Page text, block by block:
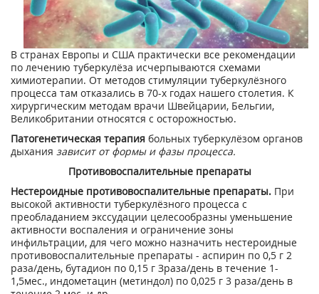
В странах Европы и США практически все рекомендации
по лечению туберкулёза исчерпываются схемами
химиотерапии. От методов стимуляции туберкулёзного
процесса там отказались в 70-х годах нашего столетия. К
хирургическим методам врачи Швейцарии, Бельгии,
Великобритании относятся с осторожностью.
Патогенетическая терапия больных туберкулёзом органов
дыхания зависит от формы и фазы процесса.
Противовоспалительные препараты
Нестероидные противовоспалительные препараты. При
высокой активности туберкулёзного процесса с
преобладанием экссудации целесообразны уменьшение
активности воспаления и ограничение зоны
инфильтрации, для чего можно назначить нестероидные
противовоспалительные препараты - аспирин по 0,5 г 2
раза/день, бутадион по 0,15 г Зраза/день в течение 1-
1,5мес., индометацин (метиндол) по 0,025 г 3 раза/день в